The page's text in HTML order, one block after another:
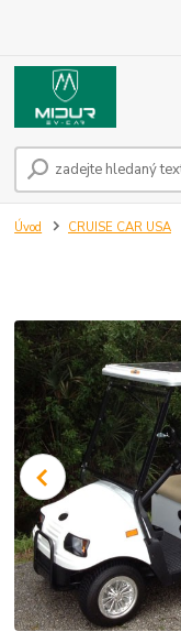
Úvod CRUISE CAR USA